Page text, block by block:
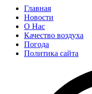
Главная
Новости
О Нас
Качество воздуха
Погода
Политика сайта